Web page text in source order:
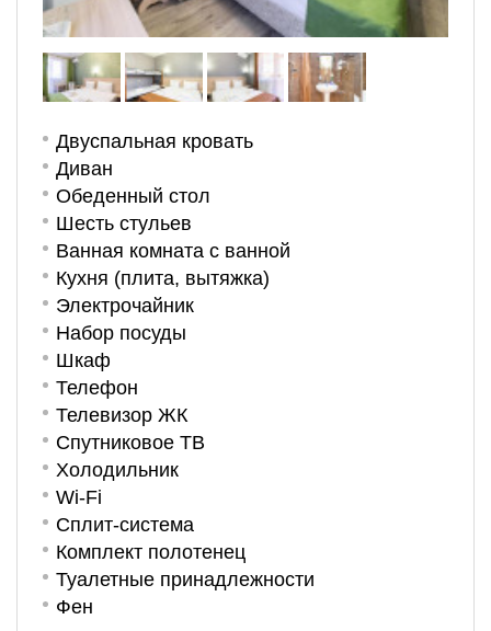
Двуспальная кровать
Диван
Обеденный стол
Шесть стульев
Ванная комната с ванной
Кухня (плита, вытяжка)
Электрочайник
Набор посуды
Шкаф
Телефон
Телевизор ЖК
Спутниковое ТВ
Холодильник
Wi-Fi
Сплит-система
Комплект полотенец
Туалетные принадлежности
Фен